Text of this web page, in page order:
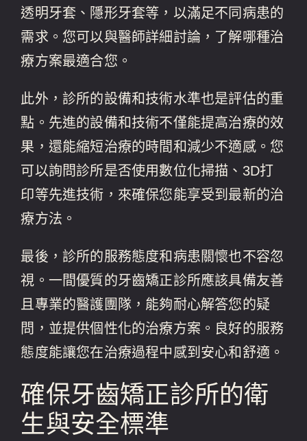
透明牙套、隱形牙套等，以滿足不同病患的
需求。您可以與醫師詳細討論，了解哪種治
療方案最適合您。
此外，診所的設備和技術水準也是評估的重
點。先進的設備和技術不僅能提高治療的效
果，還能縮短治療的時間和減少不適感。您
可以詢問診所是否使用數位化掃描、3D打
印等先進技術，來確保您能享受到最新的治
療方法。
最後，診所的服務態度和病患關懷也不容忽
視。一間優質的牙齒矯正診所應該具備友善
且專業的醫護團隊，能夠耐心解答您的疑
問，並提供個性化的治療方案。良好的服務
態度能讓您在治療過程中感到安心和舒適。
確保牙齒矯正診所的衛
生與安全標準